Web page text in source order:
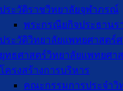
ประวัติราชวิทยาลัยจุฬาภรณ์
พระกรณียกิจประธาน
ประวัติวิทยาลัยแพทยศาสตร์
ยุทธศาสตร์วิทยาลัยแพทยศา
โครงสร้างการบริหาร
คณะกรรมการประจำวิ